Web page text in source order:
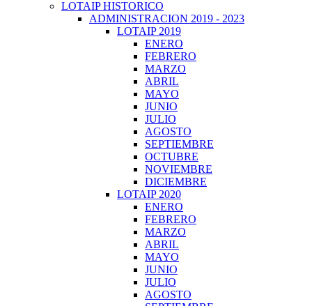
LOTAIP HISTORICO
ADMINISTRACION 2019 - 2023
LOTAIP 2019
ENERO
FEBRERO
MARZO
ABRIL
MAYO
JUNIO
JULIO
AGOSTO
SEPTIEMBRE
OCTUBRE
NOVIEMBRE
DICIEMBRE
LOTAIP 2020
ENERO
FEBRERO
MARZO
ABRIL
MAYO
JUNIO
JULIO
AGOSTO